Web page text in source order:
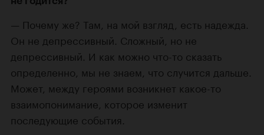
Почему же? Там, на мой взгляд, есть надежда.
Он не депрессивный. Сложный, но не
депрессивный. И как можно что-то сказать
определенно, мы не знаем, что случится дальше.
Может, между героями возникнет какое-то
взаимопонимание, которое изменит
последующие события.